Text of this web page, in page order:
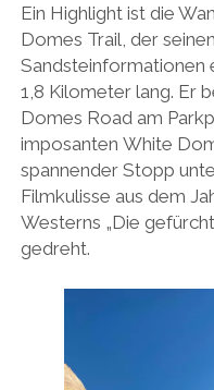
Ein Highlight ist die
Domes Trail, der
Sandsteinformationen
1,8 Kilometer lang. Er
Domes Road am
imposanten White
spannender Stopp
Filmkulisse aus dem
Westerns „Die
gedreht.